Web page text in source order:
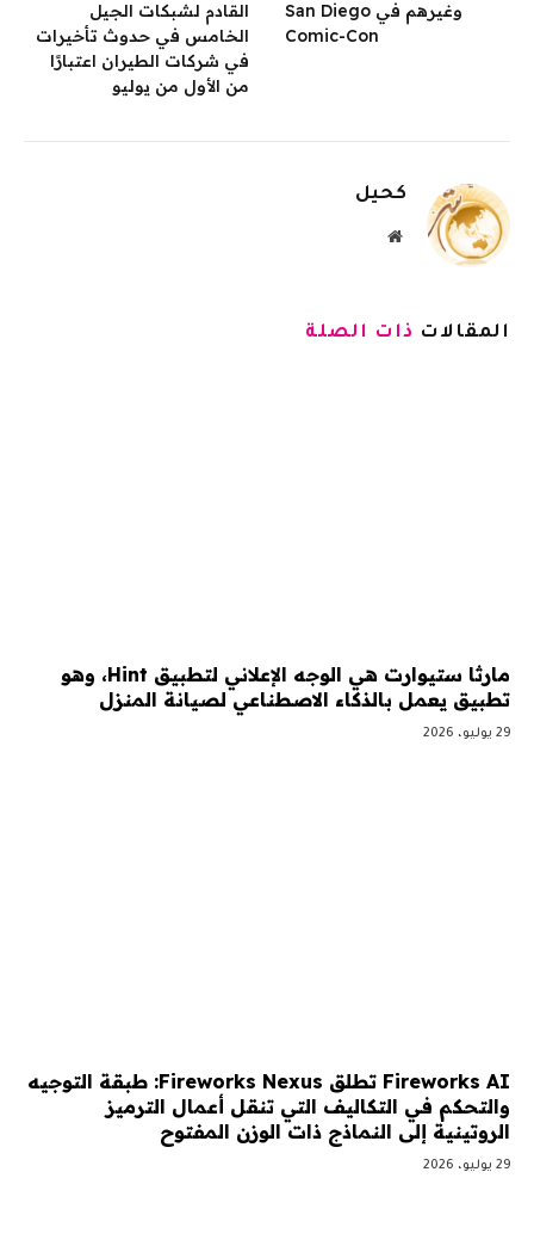
وغيرهم في San Diego
Comic-Con
القادم لشبكات الجيل
الخامس في حدوث تأخيرات
في شركات الطيران اعتبارًا
من الأول من يوليو
كحيل
موقع
المقالات ذات الصلة
مارثا ستيوارت هي الوجه الإعلاني لتطبيق Hint، وهو
تطبيق يعمل بالذكاء الاصطناعي لصيانة المنزل
29 يوليو، 2026
Fireworks AI تطلق Fireworks Nexus: طبقة التوجيه
والتحكم في التكاليف التي تنقل أعمال الترميز
الروتينية إلى النماذج ذات الوزن المفتوح
29 يوليو، 2026